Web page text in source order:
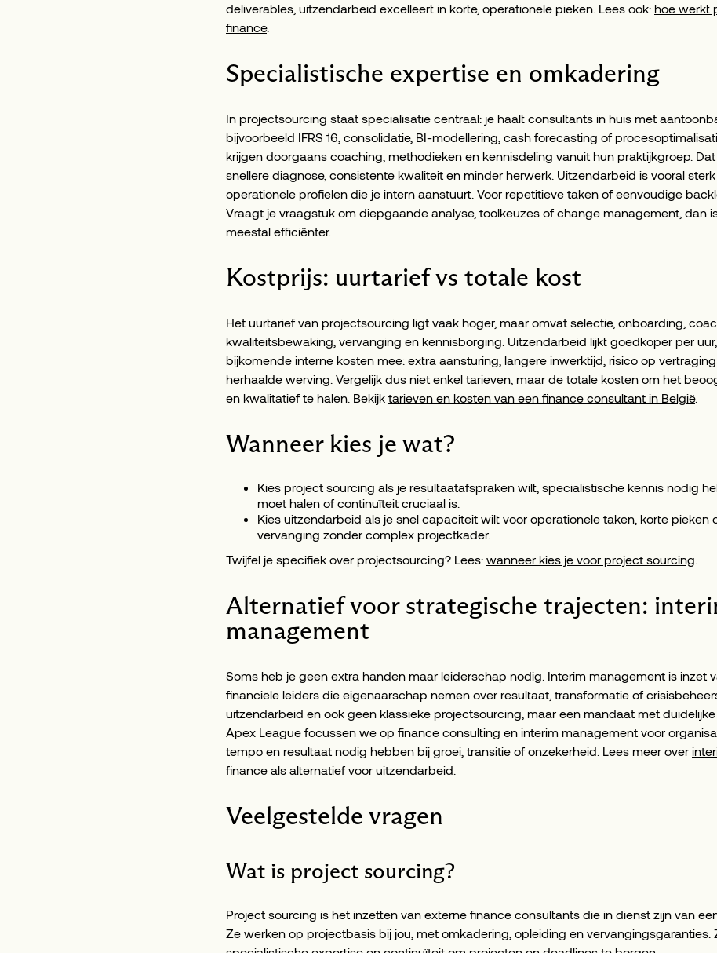
deliverables, uitzendarbeid excelleert in korte, operationele pieken. Lees ook: hoe werkt
finance.
Specialistische expertise en omkadering
In projectsourcing staat specialisatie centraal: je haalt consultants in huis met
bijvoorbeeld IFRS 16, consolidatie, BI-modellering, cash forecasting of
krijgen doorgaans coaching, methodieken en kennisdeling vanuit hun praktijkgroep.
snellere diagnose, consistente kwaliteit en minder herwerk. Uitzendarbeid is vooral
operationele profielen die je intern aanstuurt. Voor repetitieve taken of eenvoudige
Vraagt je vraagstuk om diepgaande analyse, toolkeuzes of change management, dan
meestal efficiënter.
Kostprijs: uurtarief vs totale kost
Het uurtarief van projectsourcing ligt vaak hoger, maar omvat selectie, onboarding,
kwaliteitsbewaking, vervanging en kennisborging. Uitzendarbeid lijkt goedkoper per
bijkomende interne kosten mee: extra aansturing, langere inwerktijd, risico op
herhaalde werving. Vergelijk dus niet enkel tarieven, maar de totale kosten om het
en kwalitatief te halen. Bekijk tarieven en kosten van een finance consultant in België.
Wanneer kies je wat?
Kies project sourcing als je resultaatafspraken wilt, specialistische kennis nodig
moet halen of continuïteit cruciaal is.
Kies uitzendarbeid als je snel capaciteit wilt voor operationele taken, korte pieken
vervanging zonder complex projectkader.
Twijfel je specifiek over projectsourcing? Lees: wanneer kies je voor project sourcing
Alternatief voor strategische trajecten:
management
Soms heb je geen extra handen maar leiderschap nodig. Interim management is inzet
financiële leiders die eigenaarschap nemen over resultaat, transformatie of
uitzendarbeid en ook geen klassieke projectsourcing, maar een mandaat met
Apex League focussen we op finance consulting en interim management voor
tempo en resultaat nodig hebben bij groei, transitie of onzekerheid. Lees meer over
finance als alternatief voor uitzendarbeid.
Veelgestelde vragen
Wat is project sourcing?
Project sourcing is het inzetten van externe finance consultants die in dienst zijn van
Ze werken op projectbasis bij jou, met omkadering, opleiding en vervangingsgaranties.